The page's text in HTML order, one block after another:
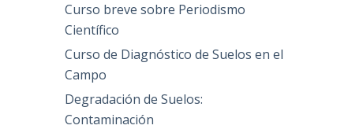
Curso breve sobre Periodismo
Científico
Curso de Diagnóstico de Suelos en el
Campo
Degradación de Suelos:
Contaminación